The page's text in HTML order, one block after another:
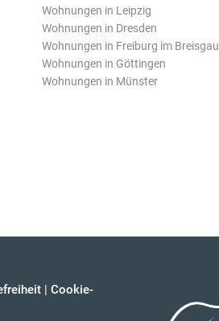
Wohnungen in Leipzig
Wohnungen in Dresden
Wohnungen in Freiburg im Breisgau
Wohnungen in Göttingen
Wohnungen in Münster
| Cookie-